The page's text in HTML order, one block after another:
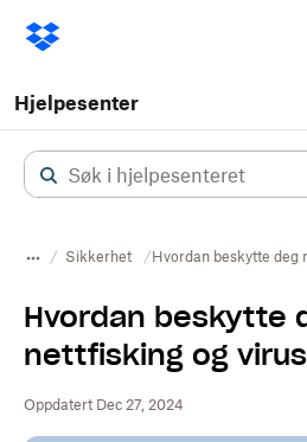
Hjelpesenter
Sikkerhet Hvordan beskytte deg
Hvordan beskytte
nettfisking og virus
Oppdatert Dec 27, 2024